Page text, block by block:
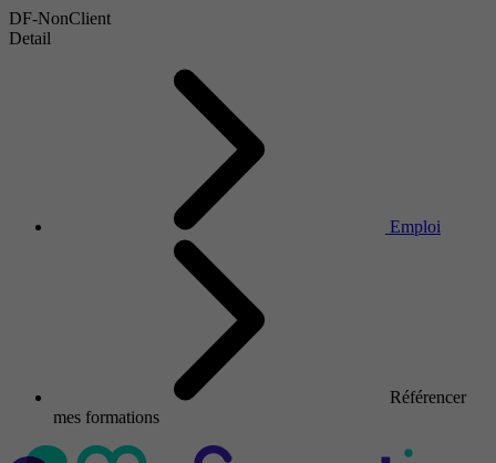
DF-NonClient
Detail
Emploi
Référencer
mes formations